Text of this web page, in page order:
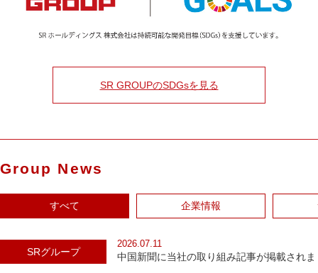
SR GROUPのSDGsを見る
Group News
すべて 企業情報
SRグループ
2026.07.11
中国新聞に当社の取り組み記事が掲載されま